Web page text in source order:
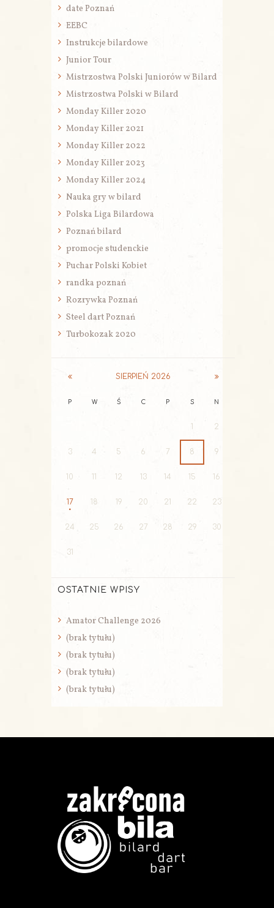
date Poznań
EEBC
Instrukcje bilardowe
Junior Tour
Mistrzostwa Polski Juniorów w Bilard
Mistrzostwa Polski w Bilard
Monday Killer 2020
Monday Killer 2021
Monday Killer 2022
Monday Killer 2023
Monday Killer 2024
Nauka gry w bilard
Polska Liga Bilardowa
Poznań bilard
promocje studenckie
Puchar Polski Kobiet
randka poznań
Rozrywka Poznań
Steel dart Poznań
Turbokozak 2020
SIERPIEŃ 2026
P W Ś C P S N
2
3 4 5 6 7 8 9
10 11 12 13 14 15 16
17 18 19 20 21 22 23
24 25 26 27 28 29 30
31
OSTATNIE WPISY
Amator Challenge 2026
(brak tytułu)
(brak tytułu)
(brak tytułu)
(brak tytułu)